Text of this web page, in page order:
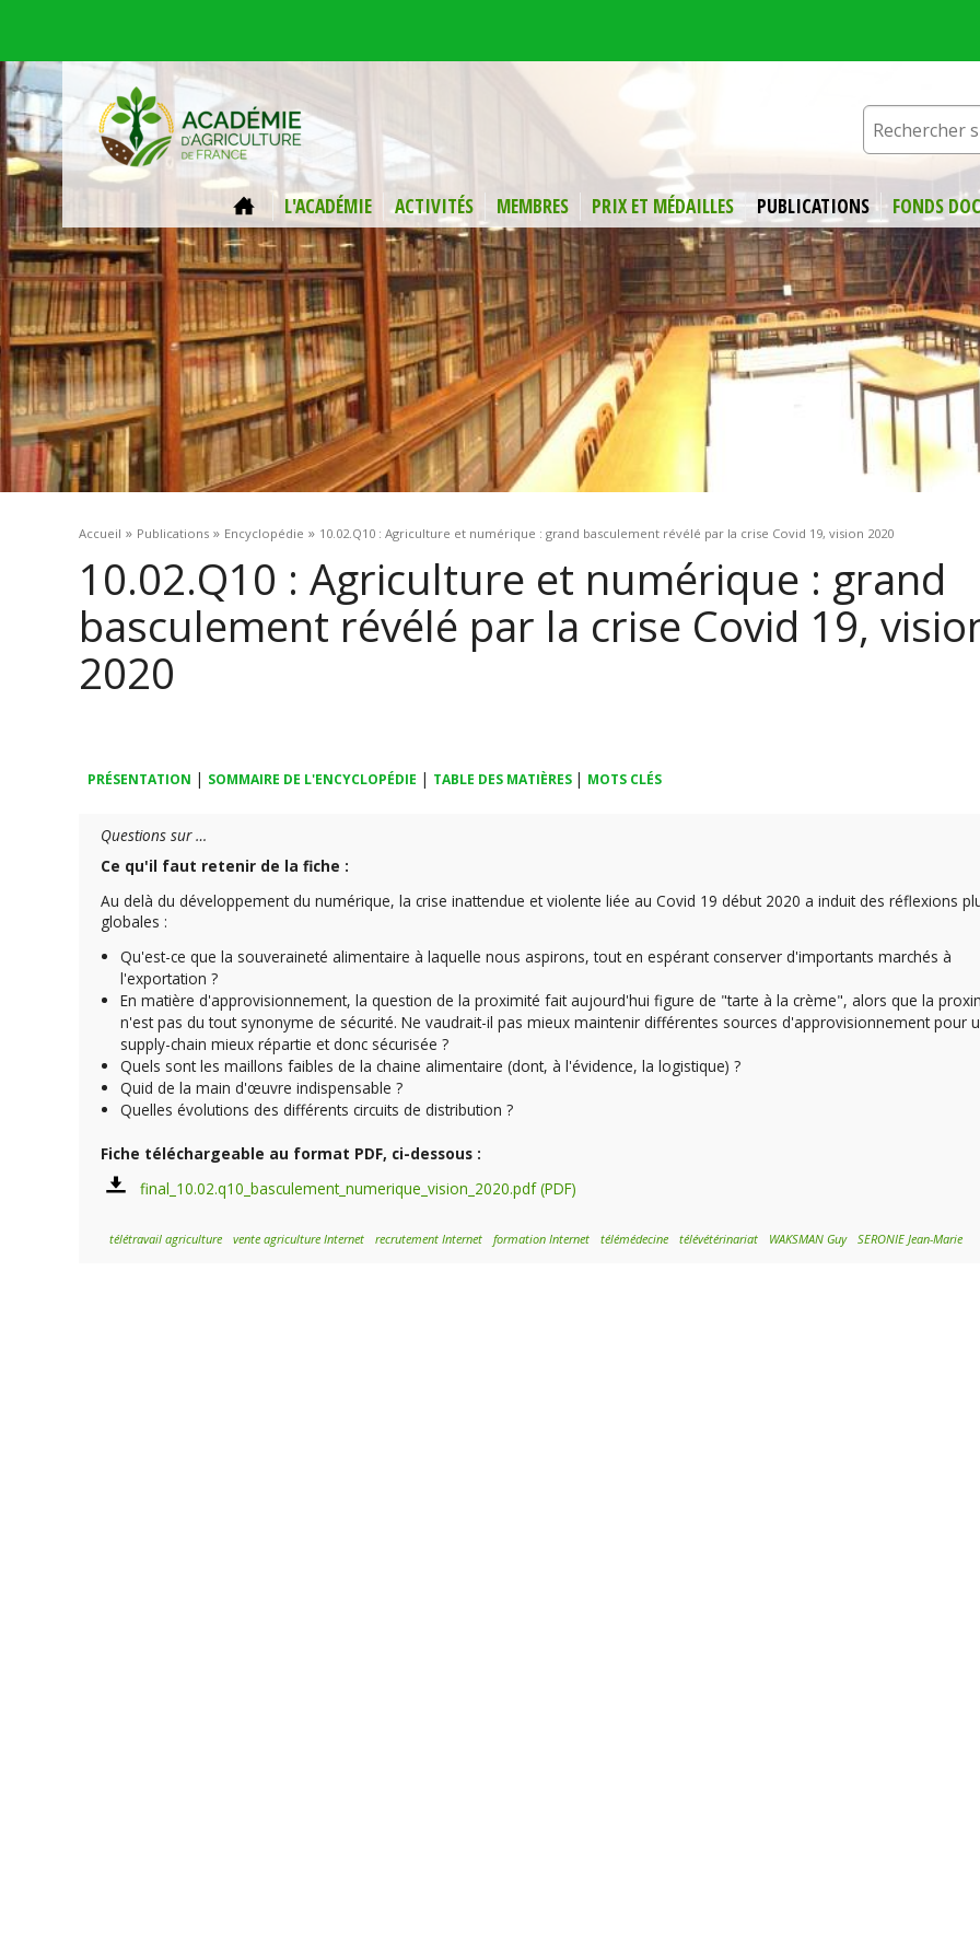
ACCUEILL'ACADÉMIE ACTIVITÉS MEMBRES PRIX ET MÉDAILLES PUBLICATIONS FONDS
Vous êtes ici
Accueil » Publications » Encyclopédie » 10.02.Q10 : Agriculture et numérique : grand basculement révélé par la crise Covid 19, vision 2020
10.02.Q10 : Agriculture et numérique : grand
basculement révélé par la crise Covid 19,
2020
PRÉSENTATION | SOMMAIRE DE L'ENCYCLOPÉDIE | TABLE DES MATIÈRES | MOTS CLÉS
Questions sur …
Ce qu'il faut retenir de la fiche :
Au delà du développement du numérique, la crise inattendue et violente liée au Covid 19 début 2020 a induit des réflexions
globales :
Qu'est-ce que la souveraineté alimentaire à laquelle nous aspirons, tout en espérant conserver d'importants marchés à
l'exportation ?
En matière d'approvisionnement, la question de la proximité fait aujourd'hui figure de "tarte à la crème", alors que la
n'est pas du tout synonyme de sécurité. Ne vaudrait-il pas mieux maintenir différentes sources d'approvisionnement pour
supply-chain mieux répartie et donc sécurisée ?
Quels sont les maillons faibles de la chaine alimentaire (dont, à l'évidence, la logistique) ?
Quid de la main d'œuvre indispensable ?
Quelles évolutions des différents circuits de distribution ?
Fiche téléchargeable au format PDF, ci-dessous :
final_10.02.q10_basculement_numerique_vision_2020.pdf
télétravail agriculture vente agriculture Internet recrutement Internet formation Internet télémédecine télévétérinariat WAKSMAN Guy SERONIE Jean-Marie